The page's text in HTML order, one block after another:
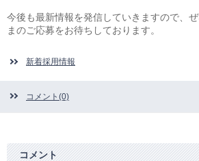
今後も最新情報を発信していきますので、
まのご応募をお待ちしております。
新着採用情報
コメント(0)
コメント